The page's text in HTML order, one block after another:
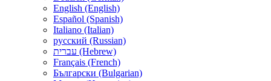
English (English)
Español (Spanish)
Italiano (Italian)
русский (Russian)
עברית (Hebrew)
Français (French)
Български (Bulgarian)